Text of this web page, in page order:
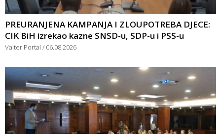
PREURANJENA KAMPANJA I ZLOUPOTREBA DJECE:
CIK BiH izrekao kazne SNSD-u, SDP-u i PSS-u
Valter Portal 06.08.2026